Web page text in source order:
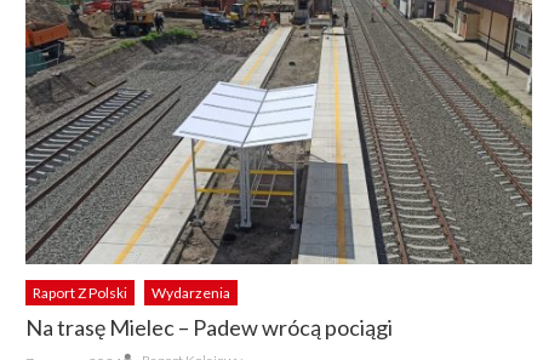
Raport Z Polski Wydarzenia
Na trasę Mielec – Padew wrócą pociągi
Author